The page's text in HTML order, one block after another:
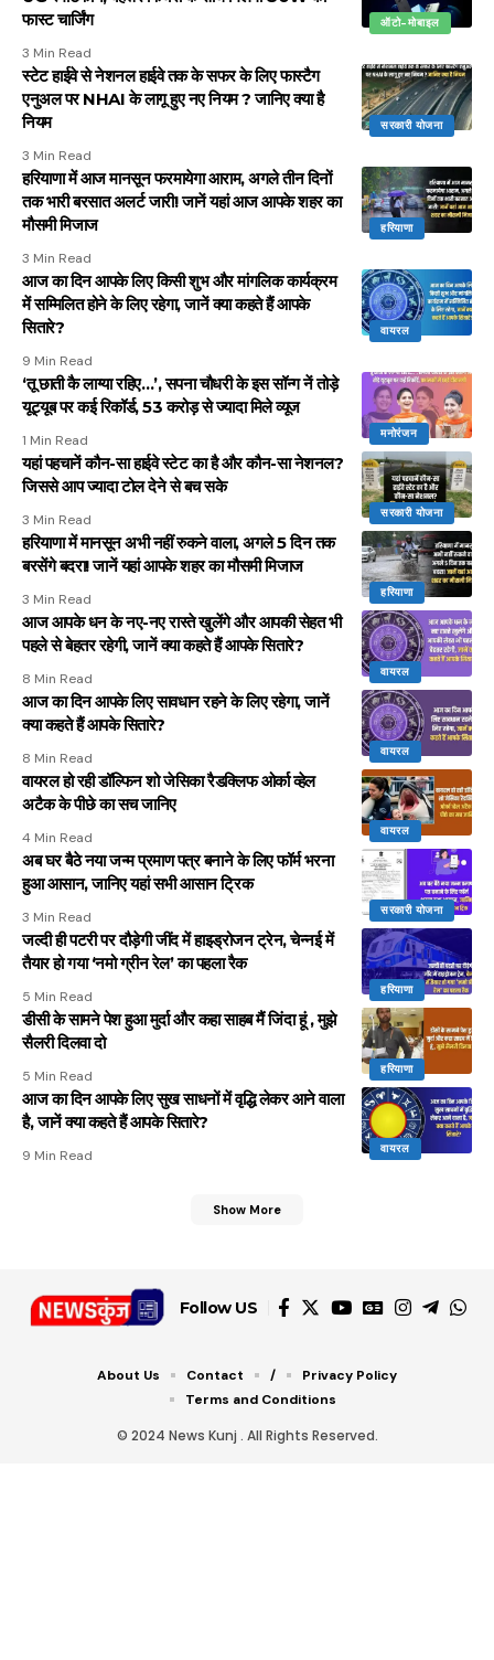
ऑटो-मोबाइल
फास्ट चार्जिंग
3 Min Read
सरकारी योजना
स्टेट हाईवे से नेशनल हाईवे तक के सफर के लिए फास्टैग
एनुअल पर NHAI के लागू हुए नए नियम ? जानिए क्या है
नियम
3 Min Read
हरियाणा
हरियाणा में आज मानसून फरमायेगा आराम, अगले तीन दिनों
तक भारी बरसात अलर्ट जारी! जानें यहां आज आपके शहर का
मौसमी मिजाज
3 Min Read
वायरल
आज का दिन आपके लिए किसी शुभ और मांगलिक कार्यक्रम
में सम्मिलित होने के लिए रहेगा, जानें क्या कहते हैं आपके
सितारे?
9 Min Read
मनोरंजन
‘तू छाती कै लाग्या रहिए…’, सपना चौधरी के इस सॉन्ग नें तोड़े
यूट्यूब पर कई रिकॉर्ड, 53 करोड़ से ज्यादा मिले व्यूज
1 Min Read
सरकारी योजना
यहां पहचानें कौन-सा हाईवे स्टेट का है और कौन-सा नेशनल?
जिससे आप ज्यादा टोल देने से बच सके
3 Min Read
हरियाणा
हरियाणा में मानसून अभी नहीं रुकने वाला, अगले 5 दिन तक
बरसेंगे बदरा! जानें यहां आपके शहर का मौसमी मिजाज
3 Min Read
वायरल
आज आपके धन के नए-नए रास्ते खुलेंगे और आपकी सेहत भी
पहले से बेहतर रहेगी, जानें क्या कहते हैं आपके सितारे?
8 Min Read
वायरल
आज का दिन आपके लिए सावधान रहने के लिए रहेगा, जानें
क्या कहते हैं आपके सितारे?
8 Min Read
वायरल
वायरल हो रही डॉल्फिन शो जेसिका रैडक्लिफ ओर्का व्हेल
अटैक के पीछे का सच जानिए
4 Min Read
सरकारी योजना
अब घर बैठे नया जन्म प्रमाण पत्र बनाने के लिए फॉर्म भरना
हुआ आसान, जानिए यहां सभी आसान ट्रिक
3 Min Read
हरियाणा
जल्दी ही पटरी पर दौड़ेगी जींद में हाइड्रोजन ट्रेन, चेन्नई में
तैयार हो गया ‘नमो ग्रीन रेल’ का पहला रैक
5 Min Read
हरियाणा
डीसी के सामने पेश हुआ मुर्दा और कहा साहब मैं जिंदा हूं , मुझे
सैलरी दिलवा दो
5 Min Read
वायरल
आज का दिन आपके लिए सुख साधनों में वृद्धि लेकर आने वाला
है, जानें क्या कहते हैं आपके सितारे?
9 Min Read
Show More
Follow US
© 2024 News Kunj . All Rights Reserved.
About Us Contact /
Privacy Policy
Terms and Conditions